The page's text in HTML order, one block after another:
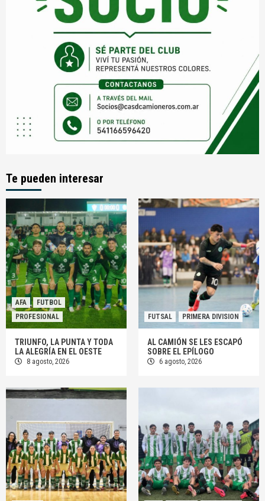
Te pueden interesar
AFA
FUTBOL
PROFESIONAL
TRIUNFO, LA PUNTA Y TODA
LA ALEGRÍA EN EL OESTE
8 agosto, 2026
FUTSAL PRIMERA DIVISION
AL CAMIÓN SE LES ESCAPÓ
SOBRE EL EPÍLOGO
6 agosto, 2026